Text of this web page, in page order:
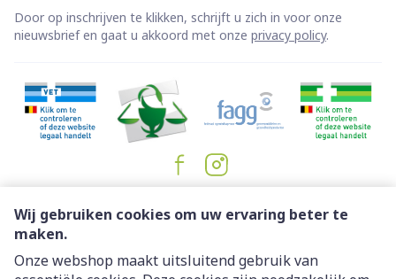
Wij gebruiken cookies om uw ervaring beter te
maken.
Onze webshop maakt uitsluitend gebruik van
Door op inschrijven te klikken, schrijft u zich in voor onze
nieuwsbrief en gaat u akkoord met onze privacy policy.
Juridische links